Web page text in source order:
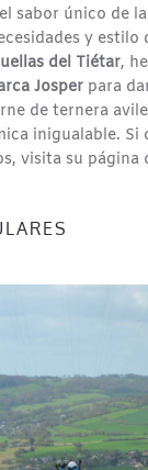
sabor único de
y estilo
del Tiétar,
Josper para
de ternera
inigualable. Si
visita su página